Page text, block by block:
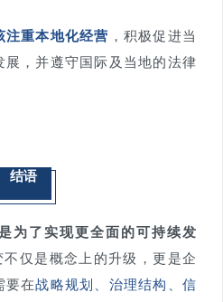
注重本地化经营 ，积极促进当
，并遵守国际及当地的法律
结语
为了实现更全面的可持续发
不仅是概念上的升级，更是企
要在战略规划、治理结构、信